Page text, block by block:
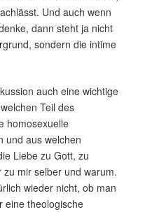
Und auch wenn
dann steht ja nicht
sondern die intime
auch eine wichtige
Teil des
homosexuelle
und aus welchen
Liebe zu Gott, zu
mir selber und warum.
wieder nicht, ob man
eine theologische